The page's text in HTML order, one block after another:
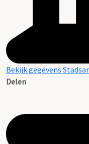
Bekijk gegevens
Delen